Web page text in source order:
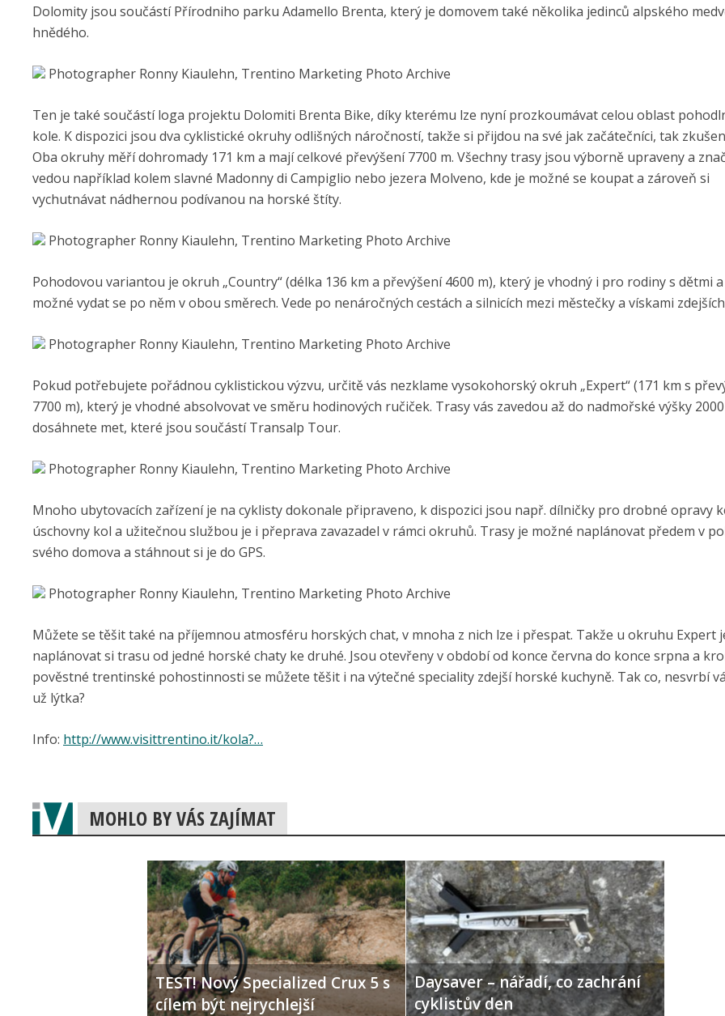
Dolomity jsou součástí Přírodniho parku Adamello Brenta, který je domovem také několika jedinců alpského
hnědého.
Photographer Ronny Kiaulehn, Trentino Marketing Photo Archive
Ten je také součástí loga projektu Dolomiti Brenta Bike, díky kterému lze nyní prozkoumávat celou oblast
kole. K dispozici jsou dva cyklistické okruhy odlišných náročností, takže si přijdou na své jak začátečníci, tak
Oba okruhy měří dohromady 171 km a mají celkové převýšení 7700 m. Všechny trasy jsou výborně upraveny a
vedou například kolem slavné Madonny di Campiglio nebo jezera Molveno, kde je možné se koupat a zároveň si
vychutnávat nádhernou podívanou na horské štíty.
Photographer Ronny Kiaulehn, Trentino Marketing Photo Archive
Pohodovou variantou je okruh „Country“ (délka 136 km a převýšení 4600 m), který je vhodný i pro rodiny s dětmi
možné vydat se po něm v obou směrech. Vede po nenáročných cestách a silnicích mezi městečky a vískami
Photographer Ronny Kiaulehn, Trentino Marketing Photo Archive
Pokud potřebujete pořádnou cyklistickou výzvu, určitě vás nezklame vysokohorský okruh „Expert“ (171 km s
7700 m), který je vhodné absolvovat ve směru hodinových ručiček. Trasy vás zavedou až do nadmořské výšky
dosáhnete met, které jsou součástí Transalp Tour.
Photographer Ronny Kiaulehn, Trentino Marketing Photo Archive
Mnoho ubytovacích zařízení je na cyklisty dokonale připraveno, k dispozici jsou např. dílničky pro drobné opravy
úschovny kol a užitečnou službou je i přeprava zavazadel v rámci okruhů. Trasy je možné naplánovat předem v
svého domova a stáhnout si je do GPS.
Photographer Ronny Kiaulehn, Trentino Marketing Photo Archive
Můžete se těšit také na příjemnou atmosféru horských chat, v mnoha z nich lze i přespat. Takže u okruhu Expert
naplánovat si trasu od jedné horské chaty ke druhé. Jsou otevřeny v období od konce června do konce srpna a
pověstné trentinské pohostinnosti se můžete těšit i na výtečné speciality zdejší horské kuchyně. Tak co, nesvrbí
už lýtka?
Info: http://www.visittrentino.it/kola?…
MOHLO BY VÁS ZAJÍMAT
TEST! Nový Specialized Crux 5 s
cílem být nejrychlejší
Daysaver – nářadí, co zachrání
cyklistův den